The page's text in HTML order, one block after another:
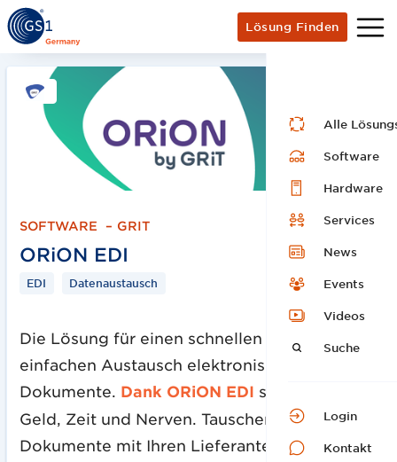
Lösung Finden
Alle
Software
Hardware
Services
News
Events
Videos
Suche
Login
Kontakt
SOFTWARE – GRIT
ORiON EDI
EDI Datenaustausch
Die Lösung für einen schnellen und
einfachen Austausch elektronischer
Dokumente. Dank ORiON EDI sparen Sie
Geld, Zeit und Nerven. Tauschen Sie
Dokumente mit Ihren Lieferanten und